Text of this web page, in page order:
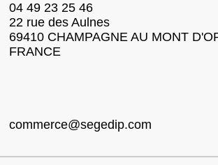
04 49 23 25 46
22 rue des Aulnes
69410 CHAMPAGNE AU MONT
FRANCE
commerce@segedip.com